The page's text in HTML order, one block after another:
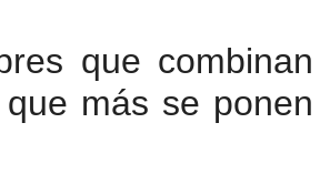
que combinan
más se ponen